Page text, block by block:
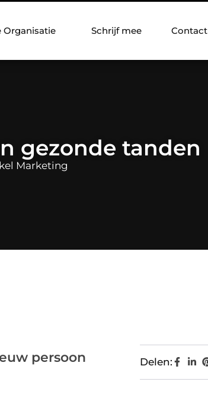
Organisatie Schrijf mee Contact
gezonde tanden
Marketing
persoon
Delen: